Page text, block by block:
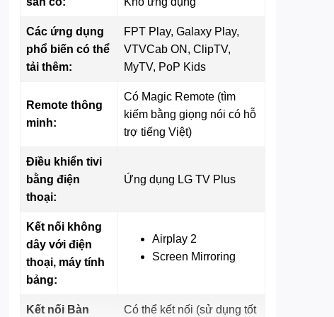
Các ứng dụng
phổ biến có thể
tải thêm:
FPT Play, Galaxy Play,
VTVCab ON, ClipTV,
MyTV, PoP Kids
Remote thông
minh:
Có Magic Remote (tìm
kiếm bằng giọng nói có hỗ
trợ tiếng Việt)
Điều khiển tivi
bằng điện
thoại:
Ứng dụng LG TV Plus
Kết nối không
dây với điện
thoại, máy tính
bảng:
Airplay 2
Screen Mirroring
Kết nối Bàn
Có thể kết nối (sử dụng tốt